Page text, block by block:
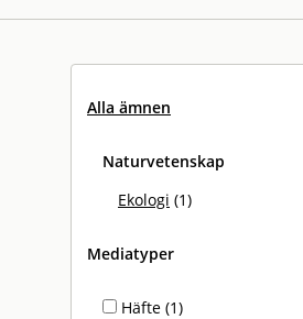
Alla ämnen
Naturvetenskap
Ekologi (1)
Mediatyper
Häfte (1)